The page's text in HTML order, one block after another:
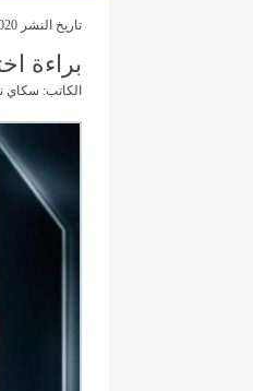
تاريخ النشر November 26, 2020
براءة
الكاتب: سكاي